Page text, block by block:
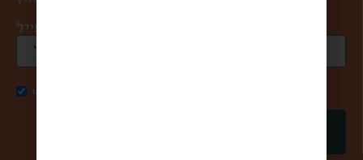
אני מאשר/ת קבלת דואר פרסומי